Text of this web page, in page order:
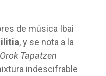
de música Ibai
, y se nota a la
Tapatzen
indescifrable